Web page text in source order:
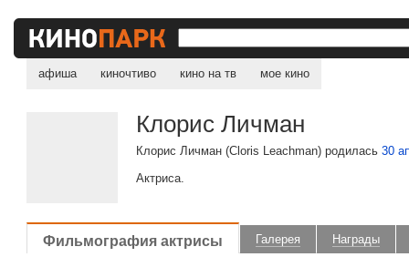
афиша киночтиво кино на тв мое кино
Клорис Личман
Клорис Личман (Cloris Leachman) родилась30
Актриса.
Фильмография актрисы Галерея Награды